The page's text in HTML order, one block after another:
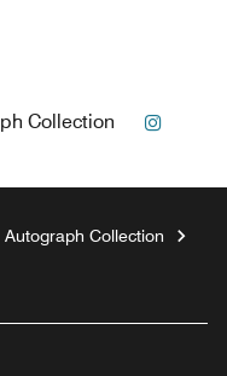
Collection
Collection